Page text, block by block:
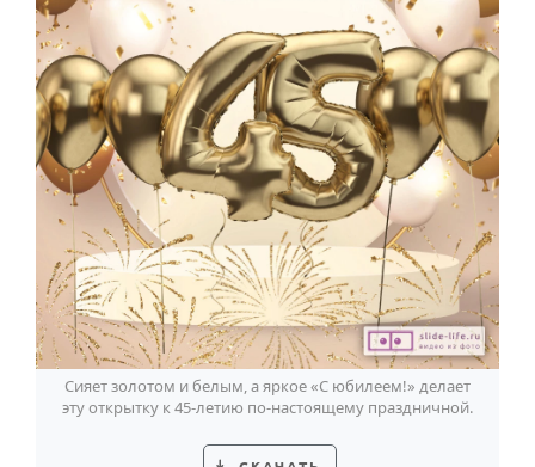
Сияет золотом и белым, а яркое «С юбилеем!» делает
эту открытку к 45-летию по-настоящему праздничной.